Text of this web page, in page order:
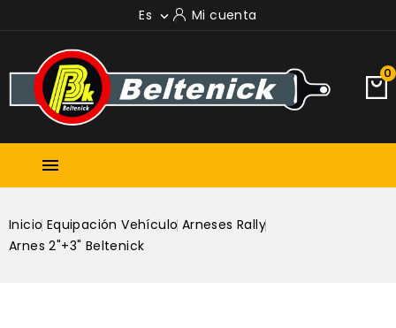
Es  Mi cuenta
0

Inicio Equipación Vehículo Arneses Rally
Arnes 2"+3" Beltenick